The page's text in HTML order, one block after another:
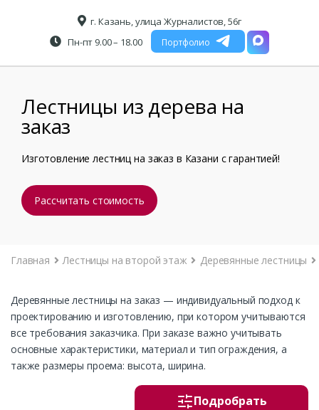
г. Казань, улица Журналистов, 56г
Пн-пт 9.00 – 18.00
Портфолио
Лестницы из дерева на
заказ
Изготовление лестниц на заказ в Казани с гарантией!
Рассчитать стоимость
Главная Лестницы на второй этаж Деревянные лестницы
Деревянные лестницы на заказ — индивидуальный подход к
проектированию и изготовлению, при котором учитываются
все требования заказчика. При заказе важно учитывать
основные характеристики, материал и тип ограждения, а
также размеры проема: высота, ширина.
Подробрать